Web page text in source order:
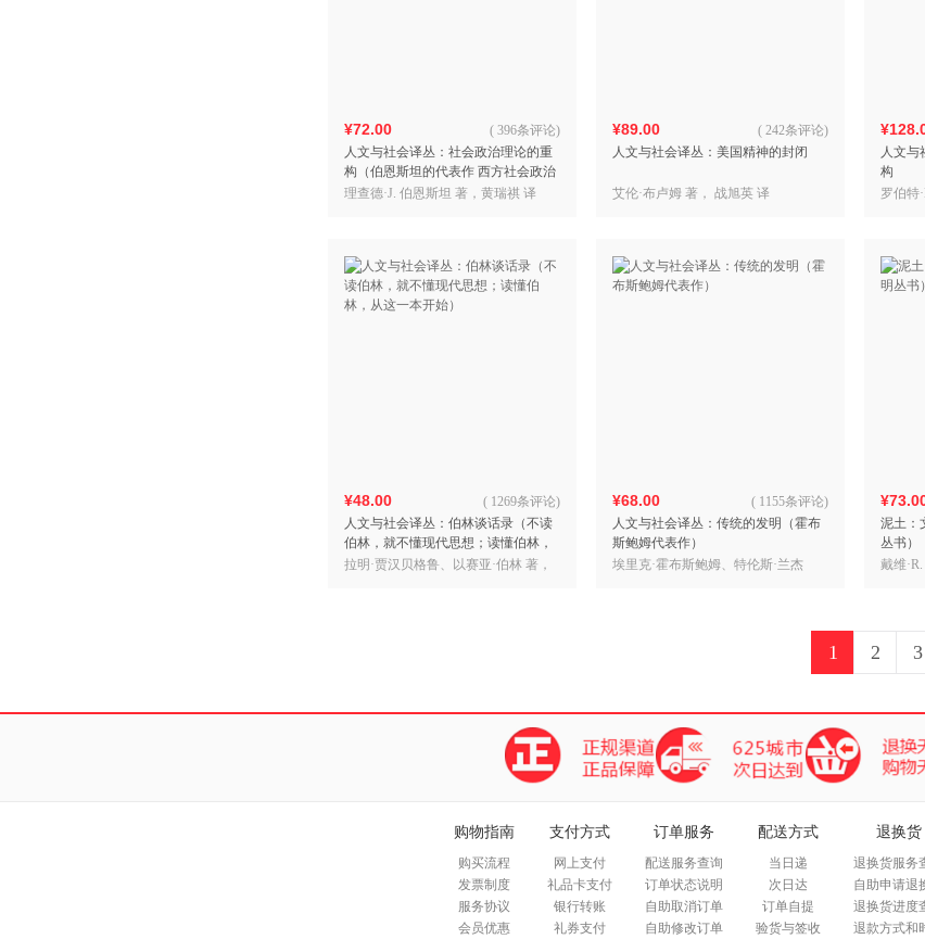
¥72.00
人文与社会译丛：社会政治理论的重
构（伯恩斯坦的代表作 西方社会政治
理论研究）
( 396条评论)
理查德·J. 伯恩斯坦 著，黄瑞祺 译
¥89.00
人文与社会译丛：美国精神的封闭
( 242条评论)
艾伦·布卢姆 著， 战旭英 译
人文与
构
罗伯特
¥48.00
人文与社会译丛：伯林谈话录（不读
伯林，就不懂现代思想；读懂伯林，
从这一本开始）
( 1269条评论)
拉明·贾汉贝格鲁、以赛亚·伯林 著，
¥68.00
人文与社会译丛：传统的发明（霍布
斯鲍姆代表作）
( 1155条评论)
埃里克·霍布斯鲍姆、特伦斯·兰杰
泥土：
丛书）
戴维
1 2 3
购物指南
购买流程
发票制度
服务协议
会员优惠
支付方式
网上支付
礼品卡支付
银行转账
礼券支付
订单服务
配送服务查询
订单状态说明
自助取消订单
自助修改订单
配送方式
当日递
次日达
订单自提
验货与签收
退换货
退换货服务
自助申请退
退换货进度
退款方式和